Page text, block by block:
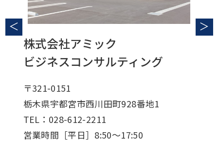
＜
株式会社アミック
ビジネスコンサルティング
〒321-0151
栃木県宇都宮市西川田町928番地1
TEL：028-612-2211
営業時間［平日］8:50～17:50
＞